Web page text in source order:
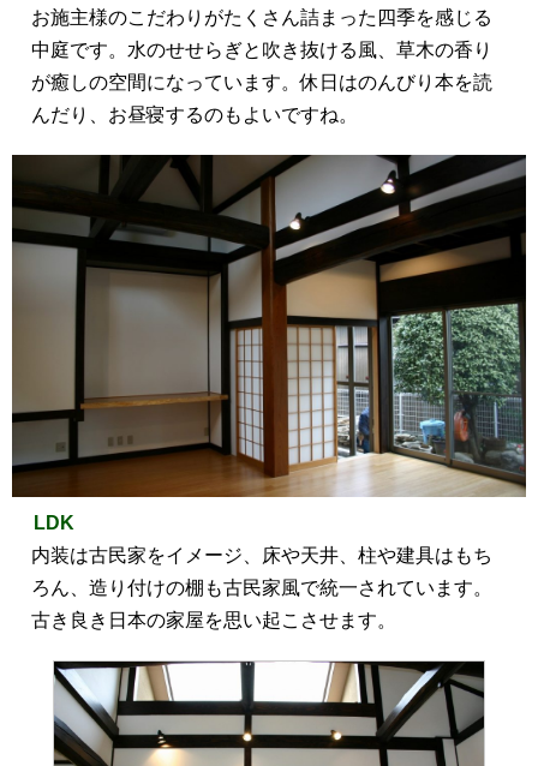
お施主様のこだわりがたくさん詰まった四季を感じる
中庭です。水のせせらぎと吹き抜ける風、草木の香り
が癒しの空間になっています。休日はのんびり本を読
んだり、お昼寝するのもよいですね。
LDK
内装は古民家をイメージ、床や天井、柱や建具はもち
ろん、造り付けの棚も古民家風で統一されています。
古き良き日本の家屋を思い起こさせます。